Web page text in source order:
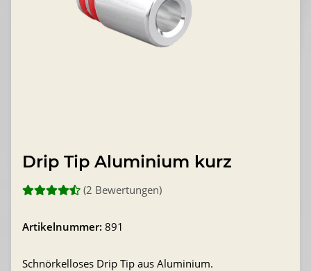
Drip Tip Aluminium kurz
(2 Bewertungen)
Artikelnummer: 891
Schnörkelloses Drip Tip aus Aluminium.